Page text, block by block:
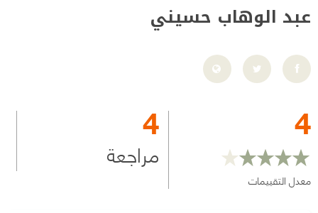
عبد الوهاب حسيني
4
معدل التقييمات
4
مراجعة